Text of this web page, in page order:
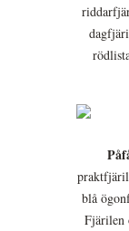
blå
Fjärilen